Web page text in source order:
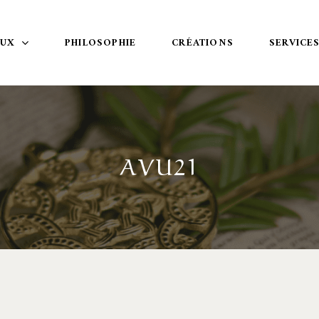
PHILOSOPHIE CRÉATIONS SERVICES
AVU21